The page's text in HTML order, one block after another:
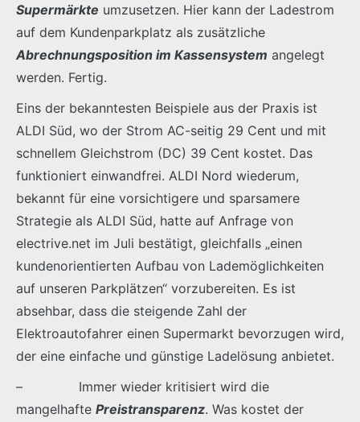
Supermärkte umzusetzen. Hier kann der Ladestrom
auf dem Kundenparkplatz als zusätzliche
Abrechnungsposition im Kassensystem angelegt
werden. Fertig.
Eins der bekanntesten Beispiele aus der Praxis ist
ALDI Süd, wo der Strom AC-seitig 29 Cent und mit
schnellem Gleichstrom (DC) 39 Cent kostet. Das
funktioniert einwandfrei. ALDI Nord wiederum,
bekannt für eine vorsichtigere und sparsamere
Strategie als ALDI Süd, hatte auf Anfrage von
electrive.net im Juli bestätigt, gleichfalls „einen
kundenorientierten Aufbau von Lademöglichkeiten
auf unseren Parkplätzen“ vorzubereiten. Es ist
absehbar, dass die steigende Zahl der
Elektroautofahrer einen Supermarkt bevorzugen wird,
der eine einfache und günstige Ladelösung anbietet.
– Immer wieder kritisiert wird die
mangelhafte Preistransparenz. Was kostet der